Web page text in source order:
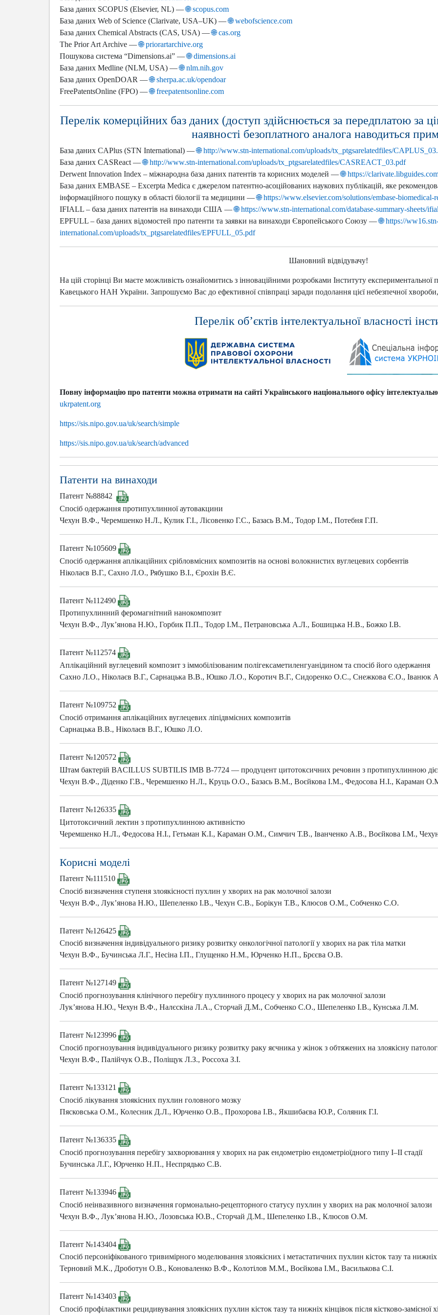
База даних SCOPUS (Elsevier, NL) —🌐 scopus.com
База даних Web of Science (Clarivate, USA–UK) —🌐 webofscience.com
База даних Chemical Abstracts (CAS, USA) —🌐 cas.org
The Prior Art Archive —🌐 priorartarchive.org
Пошукова система “Dimensions.ai” —🌐 dimensions.ai
База даних Medline (NLM, USA) —🌐 nlm.nih.gov
База даних OpenDOAR —🌐 sherpa.ac.uk/opendoar
FreePatentsOnline (FPO) —🌐 freepatentsonline.com
Перелік комерційних баз даних (доступ здійснюється за передплатою за
наявності безоплатного аналога наводиться
База даних CAPlus (STN International) —🌐 http://www.stn-international.com/uploads/tx_ptgsarelatedfiles/
База даних CASReact —🌐 http://www.stn-international.com/uploads/tx_ptgsarelatedfiles/CASREACT_03.pdf
Derwent Innovation Index – міжнародна база даних патентів та корисних моделей —🌐 https://
База даних EMBASE – Excerpta Medica є джерелом патентно-асоційованих наукових публікацій, яке
інформаційного пошуку в області біології та медицини —🌐 https://www.elsevier.com/solutions/embase-biomedical-
IFIALL – база даних патентів на винаходи США —🌐 https://www.stn-international.com/database-summary-sheets/
EPFULL – база даних відомостей про патенти та заявки на винаходи Європейського Союзу —🌐 https://
international.com/uploads/tx_ptgsarelatedfiles/EPFULL_05.pdf
Шановний відвідувачу!
На цій сторінці Ви маєте можливість ознайомитись з інноваційними розробками Інституту експериментальної
Кавецького НАН України. Запрошуємо Вас до ефективної співпраці заради подолання цієї небезпечної
Перелік об’єктів інтелектуальної власності
Повну інформацію про патенти можна отримати на сайті Українського національного офісу
ukrpatent.org
https://sis.nipo.gov.ua/uk/search/simple
https://sis.nipo.gov.ua/uk/search/advanced
Патенти на винаходи
Патент №88842
Спосіб одержання протипухлинної аутовакцини
Чехун В.Ф., Черемшенко Н.Л., Кулик Г.І., Лісовенко Г.С., Базась В.М., Тодор І.М., Потебня Г.П.
Патент №105609
Спосіб одержання аплікаційних срібловмісних композитів на основі волокнистих вуглецевих сорбентів
Ніколаєв В.Г., Сахно Л.О., Рябушко В.І., Єрохін В.Є.
Патент №112490
Протипухлинний феромагнітний нанокомпозит
Чехун В.Ф., Лук’янова Н.Ю., Горбик П.П., Тодор І.М., Петрановська А.Л., Бошицька Н.В., Божко І.В.
Патент №112574
Аплікаційний вуглецевий композит з іммобілізованим полігексаметиленгуанідином та спосіб його одержання
Сахно Л.О., Ніколаєв В.Г., Сарнацька В.В., Юшко Л.О., Коротич В.Г., Сидоренко О.С., Снежкова Є.О., Іванюк
Патент №109752
Cпосіб отримання аплікаційних вуглецевих ліпідвмісних композитів
Сарнацька В.В., Ніколаєв В.Г., Юшко Л.О.
Патент №120572
Штам бактерій BACILLUS SUBTILIS ІМВ В-7724 — продуцент цитотоксичних речовин з протипухлинною
Чехун В.Ф., Діденко Г.В., Черемшенко Н.Л., Круць О.О., Базась В.М., Воєйкова І.М., Федосова Н.І., Караман
Патент №126335
Цитотоксичний лектин з протипухлинною активністю
Черемшенко Н.Л., Федосова Н.І., Гетьман К.І., Караман О.М., Симчич Т.В., Іванченко А.В., Воєйкова І.М.,
Корисні моделі
Патент №111510
Спосіб визначення ступеня злоякісності пухлин у хворих на рак молочної залози
Чехун В.Ф., Лук’янова Н.Ю., Шепеленко І.В., Чехун С.В., Борікун Т.В., Клюсов О.М., Собченко С.О.
Патент №126425
Спосіб визначення індивідуального ризику розвитку онкологічної патології у хворих на рак тіла матки
Чехун В.Ф., Бучинська Л.Г., Несіна І.П., Глущенко Н.М., Юрченко Н.П., Брєєва О.В.
Патент №127149
Спосіб прогнозування клінічного перебігу пухлинного процесу у хворих на рак молочної залози
Лук’янова Н.Ю., Чехун В.Ф., Налєскіна Л.А., Сторчай Д.М., Собченко С.О., Шепеленко І.В., Кунська Л.М.
Патент №123996
Спосіб прогнозування індивідуального ризику розвитку раку яєчника у жінок з обтяжених на злоякісну
Чехун В.Ф., Палійчук О.В., Поліщук Л.З., Россоха З.І.
Патент №133121
Спосіб лікування злоякісних пухлин головного мозку
Пясковська О.М., Колесник Д.Л., Юрченко О.В., Прохорова І.В., Якшибаєва Ю.Р., Соляник Г.І.
Патент №136335
Спосіб прогнозування перебігу захворювання у хворих на рак ендометрію ендометріоїдного типу І–ІІ стадії
Бучинська Л.Г., Юрченко Н.П., Неспрядько С.В.
Патент №133946
Спосіб неінвазивного визначення гормонально-рецепторного статусу пухлин у хворих на рак молочної залози
Чехун В.Ф., Лук’янова Н.Ю., Лозовська Ю.В., Сторчай Д.М., Шепеленко І.В., Клюсов О.М.
Патент №143404
Спосіб персоніфікованого тривимірного моделювання злоякісних і метастатичних пухлин кісток тазу та нижніх
Терновий М.К., Дроботун О.В., Коноваленко В.Ф., Колотілов М.М., Воєйкова І.М., Василькова С.І.
Патент №143403
Спосіб профілактики рецидивування злоякісних пухлин кісток тазу та нижніх кінцівок після кістково-замісної